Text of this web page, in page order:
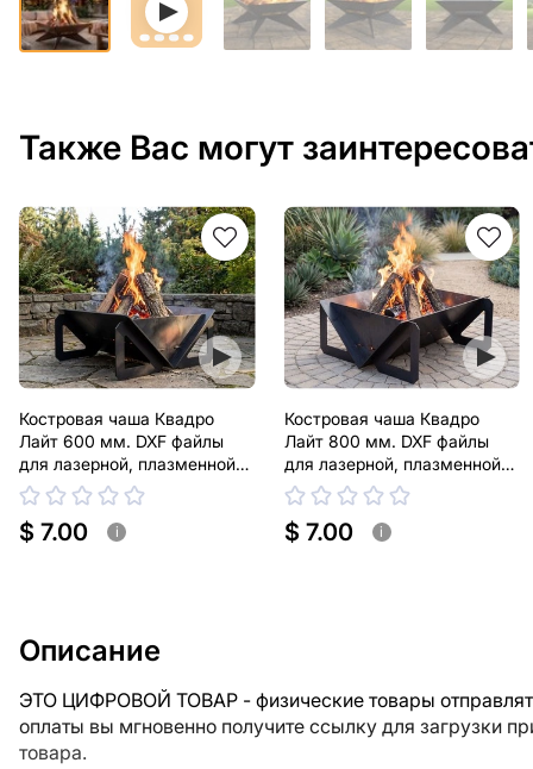
Также Вас могут
Костровая чаша Квадро
Лайт 600 мм. DXF файлы
для лазерной, плазменной
резки
$ 7.00 i
Костровая чаша Квадро
Лайт 800 мм. DXF файлы
для лазерной, плазменной
резки
$ 7.00 i
Описание
ЭТО ЦИФРОВОЙ ТОВАР - физические товары
оплаты вы мгновенно получите ссылку для загрузки
товара.